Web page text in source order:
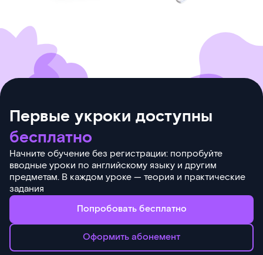
Первые укроки доступны
бесплатно
Начните обучение без регистрации: попробуйте
вводные уроки по английскому языку и другим
предметам. В каждом уроке — теория и практические
задания
Попробовать бесплатно
Оформить абонемент